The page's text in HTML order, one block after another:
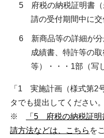
5 府税の納税証明書（
請の受付期間中に
6 新商品等の詳細が分
成績書、特許等の
等）・・・1部（写
「1 実施計画（様式第2
タでも提出してください。
※
「5 府税の納税証明
請方法などは、こちら を